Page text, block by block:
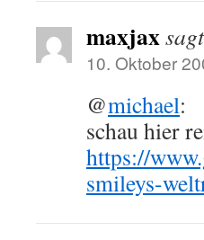
maxjax
10. Oktober
@michael:
schau hier
https://
smileys-